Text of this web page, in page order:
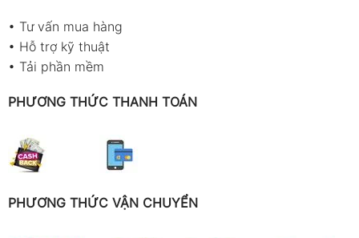
• Tư vấn mua hàng
• Hỗ trợ kỹ thuật
• Tải phần mềm
PHƯƠNG THỨC THANH TOÁN
PHƯƠNG THỨC VẬN CHUYỂN